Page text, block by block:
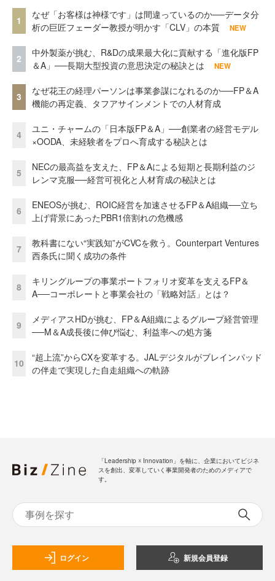
1
なぜ「お客様は神様です」は間違っているのか──データ分
析の巨匠フェーダー教授が明かす「CLV」の本質
NEW
2
中外製薬が挑む、R&Dの成果最大化に貢献する「進化版FP
＆A」──長期大型投資の意思決定の秘訣とは
NEW
3
なぜ花王の経理パーソンは事業参謀になれるのか──FP＆A
機能の再定義、タフアサインメントでの人材育成
4
ユニ・チャームの「日本版FP＆A」──創業者の経営モデル
×OODA、未経験者をプロへ育成する秘訣とは
5
NECの最高益を支えた、FP＆Aによる短期と長期利益のジ
レンマ克服──経営可視化と人材育成の秘訣とは
6
ENEOSが挑む、ROIC経営を加速させるFP＆A組織──立ち
上げ背景にあったPBR1倍割れの危機感
7
教科書にない“実践知”がCVCを救う。Counterpart Ventures
西条氏に聞く成功の条件
8
キリングループの事業ポートフォリオ変革を支えるFP＆
A──コーポレートと事業会社の「戦略対話」とは？
9
メディアスHDが挑む、FP＆A組織によるグループ経営管理
──M＆A成長後に伸び悩む、利益率への処方箋
10
“超上流”からCXを変革する。JALデジタルがブレインパッド
の伴走で実現した自走組織への軌跡
「Leadership ☓ Innovation」を軸に、企業においてビジネ
スを創出、変革していく事業開発者のためのメディアで
す。
ログイン 新規会員登録